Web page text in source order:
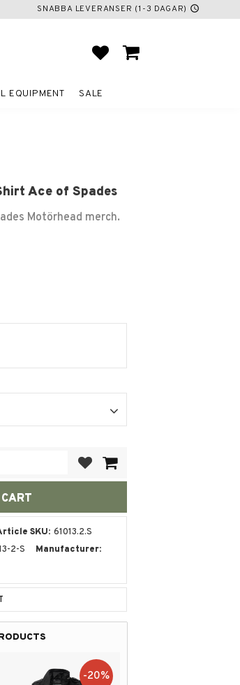
SNABBA LEVERANSER (1-3 DAGAR) schedule
FAVORITES
BASKET
EQUIPMENT SALE
Ace of Spades
Motörhead merch.
SKU 61013.2.S
2-S
Manufacturer
20%